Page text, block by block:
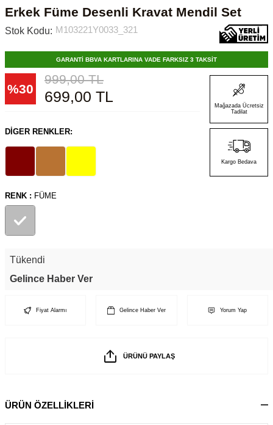
Erkek Füme Desenli Kravat Mendil Set
Stok Kodu: M103221Y0033_321
GARANTİ BBVA KARTLARINA VADE FARKSIZ 3 TAKSİT
%30
999,00TL
699,00 TL
DIGER RENKLER:
Mağazada Ücretsiz
Tadilat
Kargo Bedava
RENK : FÜME
Tükendi
Gelince Haber Ver
Fiyat Alarmı Gelince Haber Ver Yorum Yap
ÜRÜNÜ PAYLAŞ
ÜRÜN ÖZELLİKLERİ